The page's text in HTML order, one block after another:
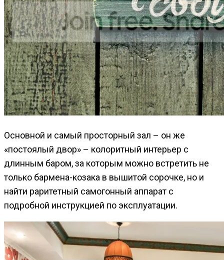
Основной и самый просторный зал – он же
«постоялый двор» – колоритный интерьер с
длинным баром, за которым можно встретить не
только бармена-козака в вышитой сорочке, но и
найти раритетный самогонный аппарат с
подробной инструкцией по эксплуатации.